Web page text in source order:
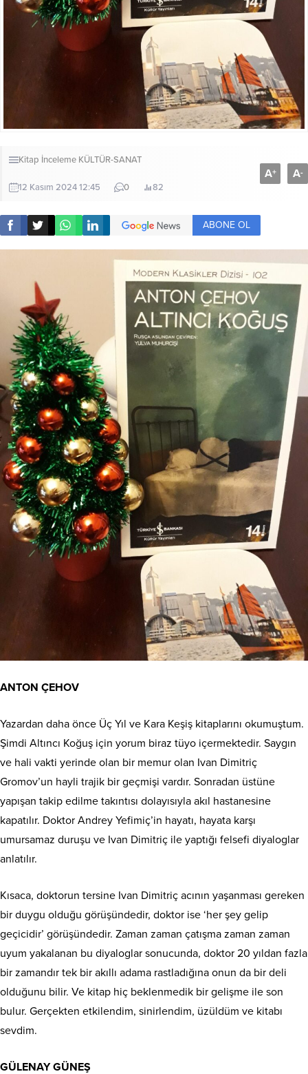
Kitap İnceleme KÜLTÜR-SANAT
12 Kasım 2024 12:45 0 82
A+ A-
ABONE OL
ANTON ÇEHOV
Yazardan daha önce Üç Yıl ve Kara Keşiş kitaplarını okumuştum.
Şimdi Altıncı Koğuş için yorum biraz tüyo içermektedir. Saygın
ve hali vakti yerinde olan bir memur olan Ivan Dimitriç
Gromov’un hayli trajik bir geçmişi vardır. Sonradan üstüne
yapışan takip edilme takıntısı dolayısıyla akıl hastanesine
kapatılır. Doktor Andrey Yefimiç’in hayatı, hayata karşı
umursamaz duruşu ve Ivan Dimitriç ile yaptığı felsefi diyaloglar
anlatılır.
Kısaca, doktorun tersine Ivan Dimitriç acının yaşanması gereken
bir duygu olduğu görüşündedir, doktor ise ‘her şey gelip
geçicidir’ görüşündedir. Zaman zaman çatışma zaman zaman
uyum yakalanan bu diyaloglar sonucunda, doktor 20 yıldan fazla
bir zamandır tek bir akıllı adama rastladığına onun da bir deli
olduğunu bilir. Ve kitap hiç beklenmedik bir gelişme ile son
bulur. Gerçekten etkilendim, sinirlendim, üzüldüm ve kitabı
sevdim.
GÜLENAY GÜNEŞ